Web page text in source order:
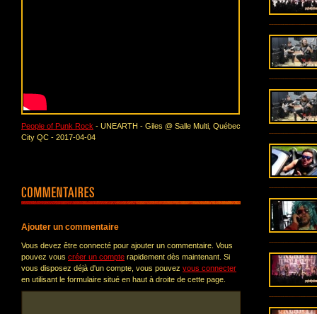
People of Punk Rock - UNEARTH - Giles @ Salle Multi, Québec
City QC - 2017-04-04
Ajouter un commentaire
Vous devez être connecté pour ajouter un commentaire. Vous
pouvez vous créer un compte rapidement dès maintenant. Si
vous disposez déjà d'un compte, vous pouvez vous connecter
en utilisant le formulaire situé en haut à droite de cette page.